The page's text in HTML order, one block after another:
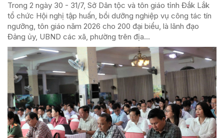
Trong 2 ngày 30 - 31/7, Sở Dân tộc và tôn giáo tỉnh Đắk Lắk
tổ chức Hội nghị tập huấn, bồi dưỡng nghiệp vụ công tác tín
ngưỡng, tôn giáo năm 2026 cho 200 đại biểu, là lãnh đạo
Đảng ủy, UBND các xã, phường trên địa...